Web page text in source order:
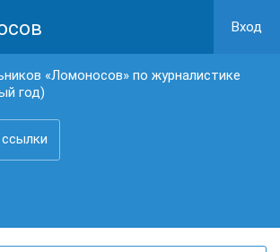
Вход
«Ломоносов» по журналистике
год)